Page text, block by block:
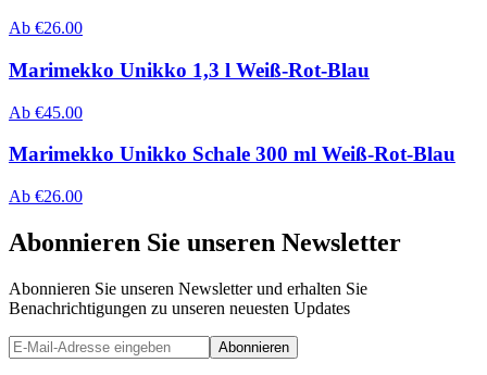
Ab €26.00
Marimekko Unikko 1,3 l Weiß-Rot-Blau
Ab €45.00
Marimekko Unikko Schale 300 ml Weiß-Rot-Blau
Ab €26.00
Abonnieren Sie unseren Newsletter
Abonnieren Sie unseren Newsletter und erhalten Sie
Benachrichtigungen zu unseren neuesten Updates
Abonnieren